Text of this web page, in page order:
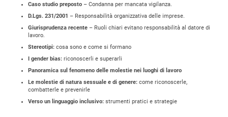
Caso studio preposto – Condanna per mancata vigilanza.
D.Lgs. 231/2001 – Responsabilità organizzativa delle imprese.
Giurisprudenza recente – Ruoli chiari evitano responsabilità al datore di
lavoro.
Stereotipi: cosa sono e come si formano
I gender bias: riconoscerli e superarli
Panoramica sul fenomeno delle molestie nei luoghi di lavoro
Le molestie di natura sessuale e di genere: come riconoscerle,
combatterle e prevenirle
Verso un linguaggio inclusivo: strumenti pratici e strategie